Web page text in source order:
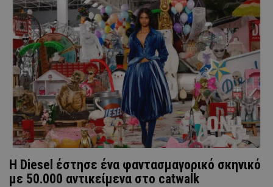
Η Diesel έστησε ένα φαντασμαγορικό σκηνικό
με 50.000 αντικείμενα στο catwalk